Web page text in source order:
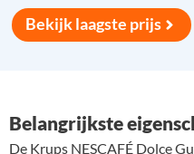
Bekijk laagste prijs
Belangrijkste
De Krups NESCAFÉ Dolce